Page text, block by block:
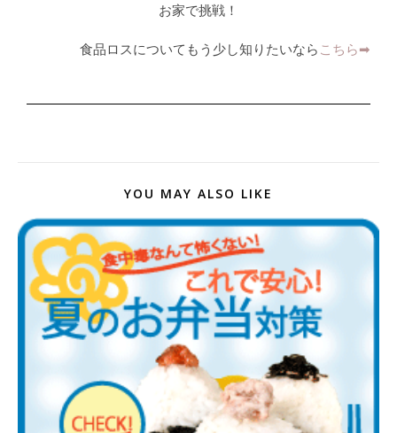
お家で挑戦！
食品ロスについてもう少し知りたいなら こちら➡︎
YOU MAY ALSO LIKE